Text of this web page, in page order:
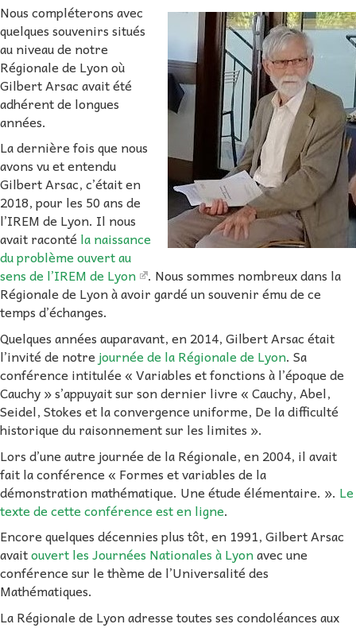
Nous compléterons avec
quelques souvenirs situés
au niveau de notre
Régionale de Lyon où
Gilbert Arsac avait été
adhérent de longues
années.
La dernière fois que nous
avons vu et entendu
Gilbert Arsac, c’était en
2018, pour les 50 ans de
l’IREM de Lyon. Il nous
avait raconté la naissance
du problème ouvert au
sens de l’IREM de Lyon
. Nous sommes nombreux dans la
Régionale de Lyon à avoir gardé un souvenir ému de ce
temps d’échanges.
Quelques années auparavant, en 2014, Gilbert Arsac était
l’invité de notre journée de la Régionale de Lyon. Sa
conférence intitulée « Variables et fonctions à l’époque de
Cauchy » s’appuyait sur son dernier livre « Cauchy, Abel,
Seidel, Stokes et la convergence uniforme, De la difficulté
historique du raisonnement sur les limites ».
Lors d’une autre journée de la Régionale, en 2004, il avait
fait la conférence « Formes et variables de la
démonstration mathématique. Une étude élémentaire. ». Le
texte de cette conférence est en ligne.
Encore quelques décennies plus tôt, en 1991, Gilbert Arsac
avaitouvert les Journées Nationales à Lyonavec une
conférence sur le thème de l’Universalité des
Mathématiques.
La Régionale de Lyon adresse toutes ses condoléances aux